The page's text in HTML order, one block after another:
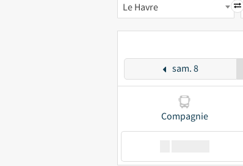
Le Havre
sam. 8
Compagnie